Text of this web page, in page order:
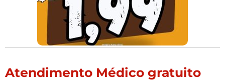
Atendimento Médico gratuito